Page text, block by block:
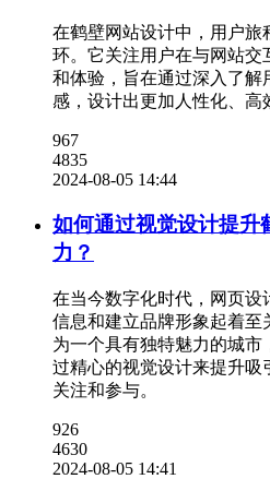
在鹤壁网站设计中，用户旅
环。它关注用户在与网站交
和体验，旨在通过深入了解
感，设计出更加人性化、高
967
4835
2024-08-05 14:44
如何通过视觉设计提升
力？
在当今数字化时代，网页设
信息和建立品牌形象起着至
为一个具有独特魅力的城市
过精心的视觉设计来提升吸
关注和参与。
926
4630
2024-08-05 14:41